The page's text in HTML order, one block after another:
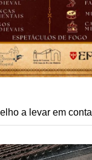
a levar em conta